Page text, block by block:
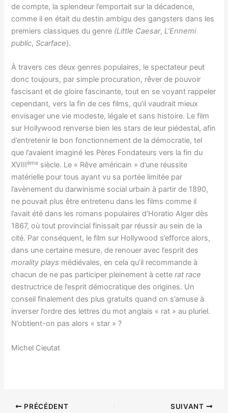
de compte, la splendeur l’emportait sur la décadence,
comme il en était du destin ambigu des gangsters dans les
premiers classiques du genre (Little Caesar,L’Ennemi
public,Scarface).
À travers ces deux genres populaires, le spectateur peut
donc toujours, par simple procuration, rêver de pouvoir
fascisant et de gloire fascinante, tout en se voyant rappeler
cependant, vers la fin de ces films, qu’il vaudrait mieux
envisager une vie modeste, légale et sans histoire. Le film
sur Hollywood renverse bien les stars de leur piédestal, afin
d’entretenir le bon fonctionnement de la démocratie, tel
que l’avaient imaginé les Pères Fondateurs vers la fin du
XVIIIème siècle. Le « Rêve américain » d’une réussite
matérielle pour tous ayant vu sa portée limitée par
l’avènement du darwinisme social urbain à partir de 1890,
ne pouvait plus être entretenu dans les films comme il
l’avait été dans les romans populaires d’Horatio Alger dès
1867, où tout provincial finissait par réussir au sein de la
cité. Par conséquent, le film sur Hollywood s’efforce alors,
dans une certaine mesure, de renouer avec l’esprit des
morality plays médiévales, en cela qu’il recommande à
chacun de ne pas participer pleinement à cetterat race
destructrice de l’esprit démocratique des origines. Un
conseil finalement des plus gratuits quand on s’amuse à
inverser l’ordre des lettres du mot anglais « rat » au pluriel.
N’obtient-on pas alors « star » ?
Michel Cieutat
PRÉCÉDENT SUIVANT